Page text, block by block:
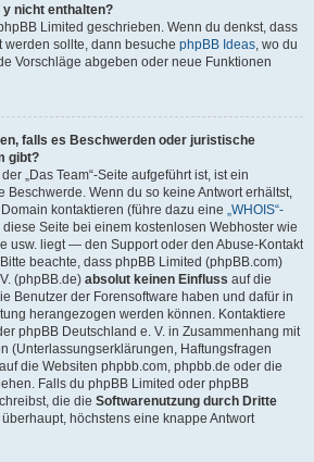
nicht enthalten?
Limited geschrieben. Wenn du denkst, dass
sollte, dann besuche phpBB Ideas, wo du
Vorschläge abgeben oder neue Funktionen
falls es Beschwerden oder juristische
gibt?
„Das Team“-Seite aufgeführt ist, ist ein
Beschwerde. Wenn du so keine Antwort erhältst,
kontaktieren (führe dazu eine „WHOIS“-
Seite bei einem kostenlosen Webhoster wie
usw. liegt — den Support oder den Abuse-Kontakt
beachte, dass phpBB Limited (phpBB.com)
(phpBB.de) absolut keinen Einfluss auf die
Benutzer der Forensoftware haben und dafür in
herangezogen werden können. Kontaktiere
phpBB Deutschland e. V. in Zusammenhang mit
(Unterlassungserklärungen, Haftungsfragen
auf die Websiten phpbb.com, phpbb.de oder die
Falls du phpBB Limited oder phpBB
die die Softwarenutzung durch Dritte
höchstens eine knappe Antwort